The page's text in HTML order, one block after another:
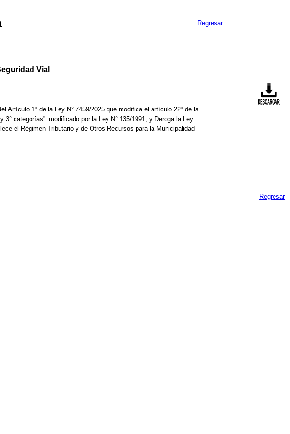
Regresar
Vial
Artículo 1º de la Ley N° 7459/2025 que modifica el artículo 22º de la
3° categorías”, modificado por la Ley N° 135/1991, y Deroga la Ley
el Régimen Tributario y de Otros Recursos para la Municipalidad
Regresar